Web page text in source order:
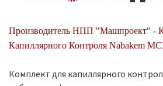
Производитель НПП "Машпроект" -
Капиллярного Контроля Nabakem
Комплект для капиллярного